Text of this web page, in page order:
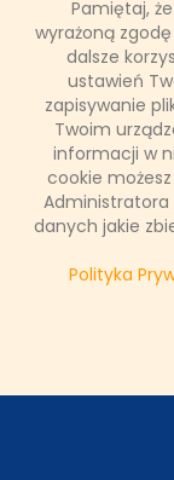
Pamiętaj,
wyrażoną
dalsze
ustawień
zapisywanie
Twoim
informacji w
cookie
Administratora
danych jakie
Polityka
sobie z nim
antenie TVN.
Łukasz
8 listopada
(2 komentarze)